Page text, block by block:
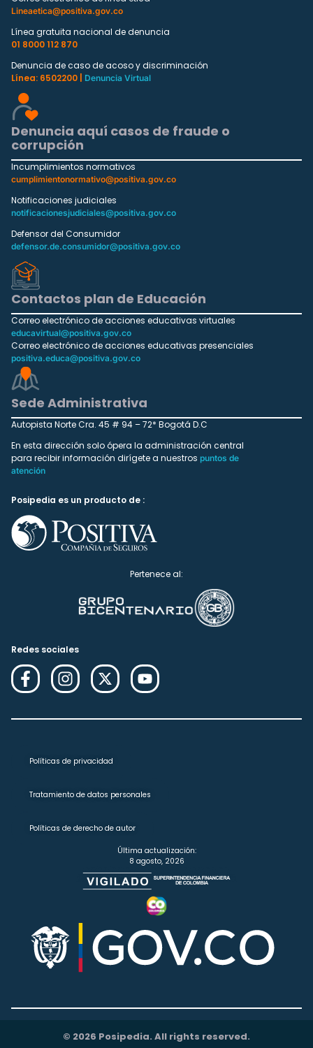
Lineaetica@positiva.gov.co
Línea gratuita nacional de denuncia
01 8000 112 870
Denuncia de caso de acoso y discriminación
Línea: 6502200 |
Denuncia Virtual
Denuncia aquí casos de fraude o
corrupción
Incumplimientos normativos
cumplimientonormativo@positiva.gov.co
Notificaciones judiciales
notificacionesjudiciales@positiva.gov.co
Defensor del Consumidor
defensor.de.consumidor@positiva.gov.co
Contactos plan de Educación
Correo electrónico de acciones educativas virtuales
educavirtual@positiva.gov.co
Correo electrónico de acciones educativas presenciales
positiva.educa@positiva.gov.co
Sede Administrativa
Autopista Norte Cra. 45 # 94 – 72* Bogotá D.C
En esta dirección solo ópera la administración central
para recibir información dirígete a nuestros puntos de
atención
Posipedia es un producto de :
Pertenece al:
Redes sociales
Políticas de privacidad
Tratamiento de datos personales
Políticas de derecho de autor
Última actualización:
8 agosto, 2026
© 2026 Posipedia. All rights reserved.